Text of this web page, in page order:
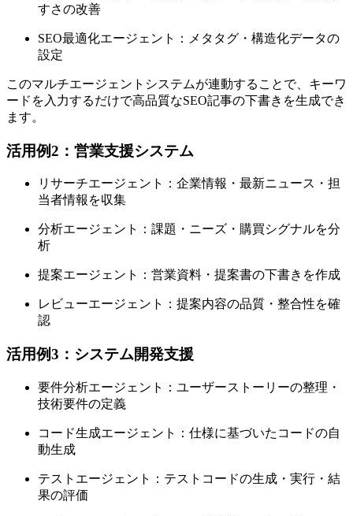
すさの改善
SEO最適化エージェント：メタタグ・構造化データの
設定
このマルチエージェントシステムが連動することで、キーワ
ードを入力するだけで高品質なSEO記事の下書きを生成でき
ます。
活用例2：営業支援システム
リサーチエージェント：企業情報・最新ニュース・担
当者情報を収集
分析エージェント：課題・ニーズ・購買シグナルを分
析
提案エージェント：営業資料・提案書の下書きを作成
レビューエージェント：提案内容の品質・整合性を確
認
活用例3：システム開発支援
要件分析エージェント：ユーザーストーリーの整理・
技術要件の定義
コード生成エージェント：仕様に基づいたコードの自
動生成
テストエージェント：テストコードの生成・実行・結
果の評価